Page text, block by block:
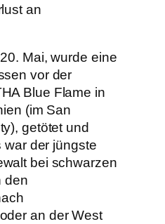
an
Mai, wurde eine
vor der
Blue Flame in
(im San
getötet und
war der jüngste
bei schwarzen
den
an der West